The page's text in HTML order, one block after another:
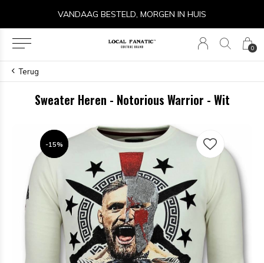
0
VANDAAG BESTELD, MORGEN IN HUIS
Terug
Sweater Heren - Notorious Warrior - Wit
-15%
-15%